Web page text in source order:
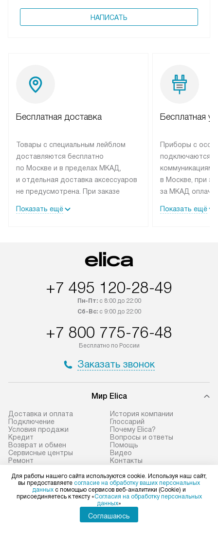
НАПИСАТЬ
Бесплатная доставка
Товары с специальным лейблом
доставляются бесплатно
по Москве и в пределах МКАД,
и отдельная доставка аксессуаров
не предусмотрена. При заказе
рекомендуем обсудить
быть отправлены покупателю
интересен товар «Под заказ»,
приобретения с менеджером сайта.
доставляются бесплатно
по Москве в пределах МКАД,
не предусмотрена.
доставки доставит упакованный
прибор до двери или прихожей.
Если необходимо переместить
прибор до места установки,
пожалуйста, предварительно
уточните это с менеджером.
дополнительная плата. Важно
учитывать, что если размеры
прибора не позволяют ему пройти
через дверной проем, сотрудники
Показать ещё
Бесплатная
Приборы с
подключаются к
коммуникациям
в Москве, при
за МКАД
партнера
по монтажу
материалы.
слива.
включает в
Показать ещё
+7 495 120-28-49
Пн-Пт:с 8:00 до 22:00
Сб-Вс:с 9:00 до 22:00
+7 800 775-76-48
Бесплатно по России
Заказать звонок
Мир Elica
Доставка и оплата
Подключение
Условия продажи
Кредит
Возврат и обмен
Сервисные центры
Ремонт
История компании
Глоссарий
Почему Elica?
Вопросы и ответы
Помощь
Видео
Контакты
Elica в социальных сетях
Для работы нашего сайта используются cookie. Используя наш сайт,
вы предоставляете согласие на обработку ваших персональных
данных с помощью сервисов веб-аналитики (Cookie) и
присоединяетесь к тексту «Согласия на обработку персональных
данных»
Соглашаюсь